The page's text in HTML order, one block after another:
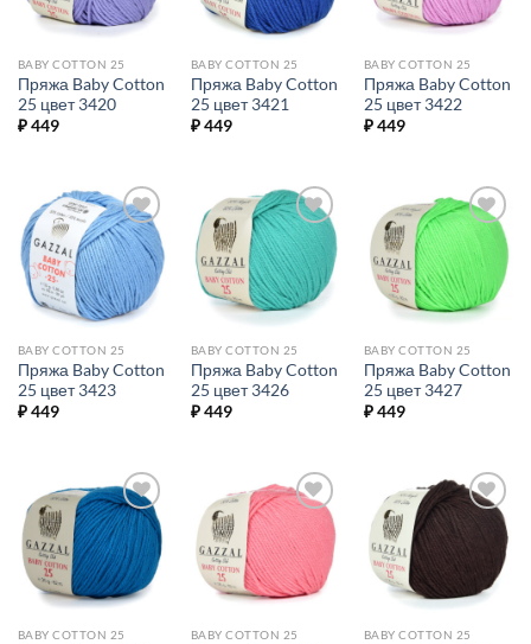
BABY COTTON 25
Пряжа Baby Cotton
25 цвет 3420
₽449
BABY COTTON 25
Пряжа Baby Cotton
25 цвет 3421
₽449
BABY COTTON 25
Пряжа Baby Cotton
25 цвет 3422
₽449
Добавить в
избранное.
BABY COTTON 25
Пряжа Baby Cotton
25 цвет 3423
₽449
Добавить в
избранное.
BABY COTTON 25
Пряжа Baby Cotton
25 цвет 3426
₽449
Добавить в
избранное.
BABY COTTON 25
Пряжа Baby Cotton
25 цвет 3427
₽449
Добавить в
избранное.
BABY COTTON 25
Добавить в
избранное.
BABY COTTON 25
Добавить в
избранное.
BABY COTTON 25